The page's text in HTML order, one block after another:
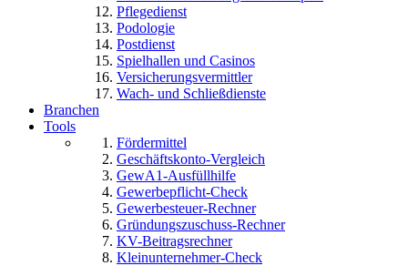
Pflegedienst
Podologie
Postdienst
Spielhallen und Casinos
Versicherungsvermittler
Wach- und Schließdienste
Branchen
Tools
Fördermittel
Geschäftskonto-Vergleich
GewA1-Ausfüllhilfe
Gewerbepflicht-Check
Gewerbesteuer-Rechner
Gründungszuschuss-Rechner
KV-Beitragsrechner
Kleinunternehmer-Check